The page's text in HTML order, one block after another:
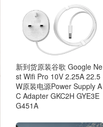
新到货原装谷歌 Google Ne
st Wifi Pro 10V 2.25A 22.5
W原装电源Power Supply A
C Adapter GKC2H GYE3E
G451A